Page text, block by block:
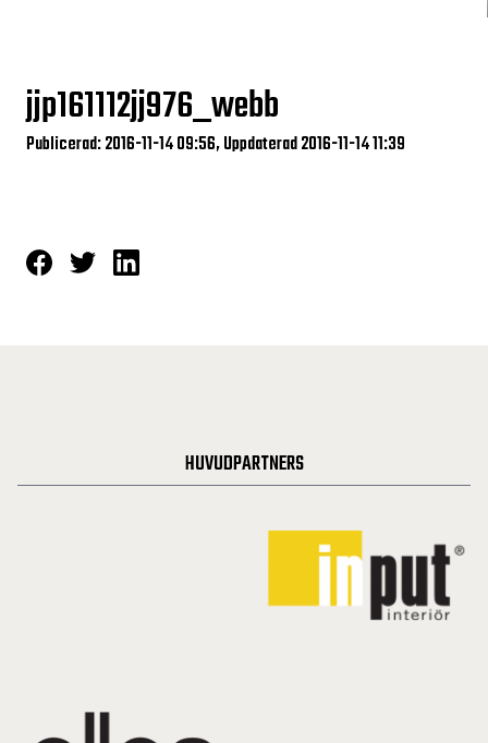
jjp161112jj976_webb
Publicerad: 2016-11-14 09:56, Uppdaterad 2016-11-14 11:39
HUVUDPARTNERS